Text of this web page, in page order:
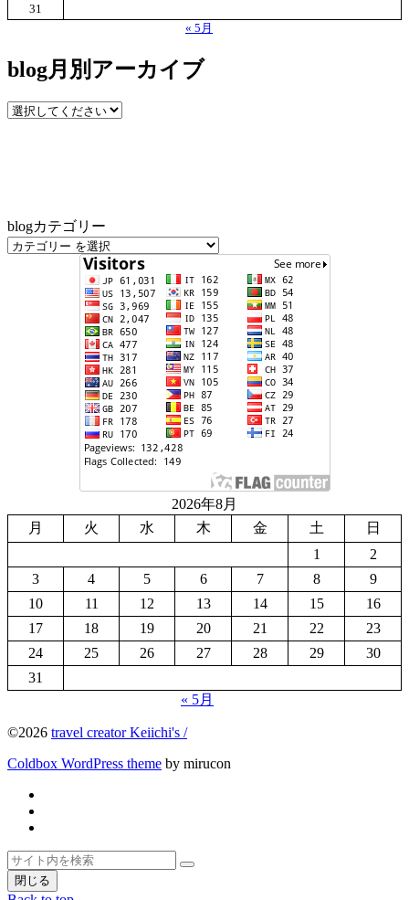
31
« 5月
blog月別アーカイブ
blogカテゴリー
2026年8月
月
火 水 木 金 土
日
1
2
3
4 5 6 7 8
9
10
11 12 13 14 15
16
17
18 19 20 21 22
23
24
25 26 27 28 29
30
31
« 5月
©2026 travel creator Keiichi's /
Coldbox WordPress theme by mirucon
ト
ッ
検
索
検
閉じる